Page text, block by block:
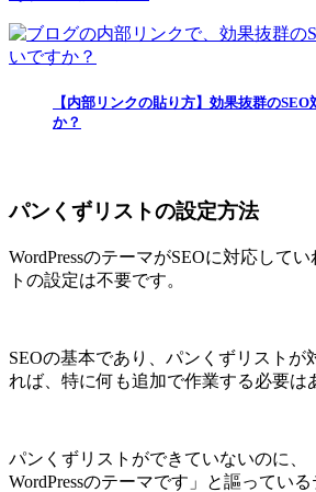
【内部リンクの貼り方】効果抜群の
か？
パンくずリストの設定方法
WordPressのテーマがSEOに対応して
トの設定は不要です。
SEOの基本であり、パンくずリストが
れば、特に何も追加で作業する必要は
パンくずリストができていないのに、
WordPressのテーマです」と謳ってい